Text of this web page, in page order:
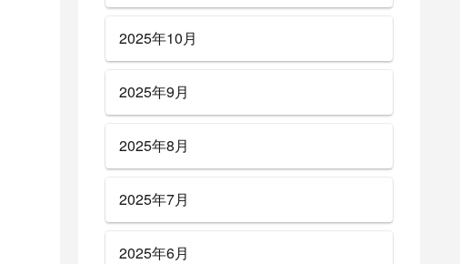
2025年10月
2025年9月
2025年8月
2025年7月
2025年6月